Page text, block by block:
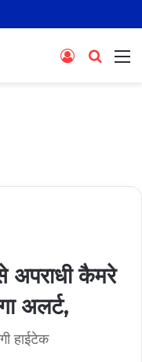
Search
Log
अपराधी कैमरे
अलर्ट,
हाईटेक